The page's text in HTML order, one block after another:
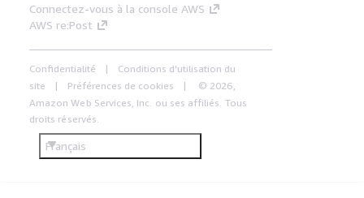
Connectez-vous à la console AWS
AWS re:Post
Confidentialité
Conditions d'utilisation du
site
Préférences de cookies
© 2026,
Amazon Web Services, Inc. ou ses affiliés. Tous
droits réservés.
Français